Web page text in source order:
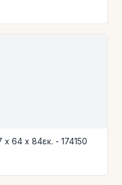
64 x 84εκ. - 174150